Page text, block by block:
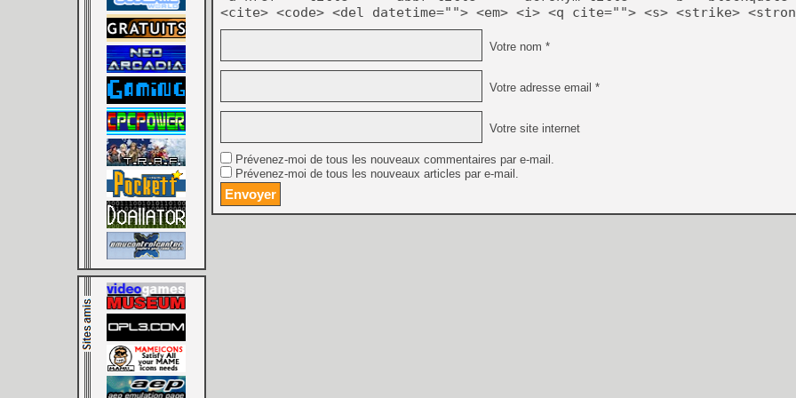
<cite> <code> <del datetime=""> <em> <i> <q cite=""> <s> <strike>
Votre nom *
Votre adresse email *
Votre site internet
Prévenez-moi de tous les nouveaux commentaires par e-mail.
Prévenez-moi de tous les nouveaux articles par e-mail.